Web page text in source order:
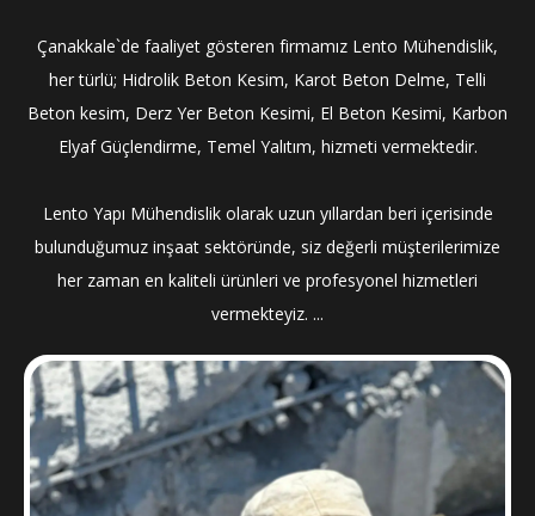
Çanakkale`de faaliyet gösteren firmamız Lento Mühendislik,
her türlü; Hidrolik Beton Kesim, Karot Beton Delme, Telli
Beton kesim, Derz Yer Beton Kesimi, El Beton Kesimi, Karbon
Elyaf Güçlendirme, Temel Yalıtım, hizmeti vermektedir.
Lento Yapı Mühendislik olarak uzun yıllardan beri içerisinde
bulunduğumuz inşaat sektöründe, siz değerli müşterilerimize
her zaman en kaliteli ürünleri ve profesyonel hizmetleri
vermekteyiz. ...